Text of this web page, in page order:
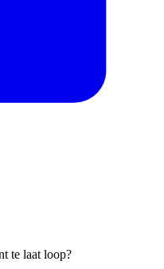
te laat loop?